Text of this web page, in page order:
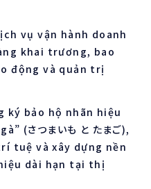
vụ vận hành doanh
khai trương, bao
động và quản trị
ký bảo hộ nhãn hiệu
(さつまいも と たまご),
tuệ và xây dựng nền
dài hạn tại thị